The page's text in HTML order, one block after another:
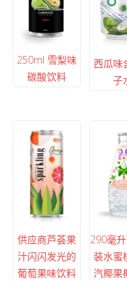
250ml 雪梨味
碳酸饮料
西瓜味
子
供应商芦荟果
汁闪闪发光的
葡萄果味饮料
290毫
装水蜜
汽椰果